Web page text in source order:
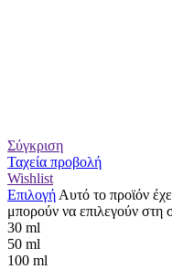
Σύγκριση
Ταχεία προβολή
Wishlist
Επιλογή Αυτό το προϊόν
μπορούν να επιλεγούν στη
30 ml
50 ml
100 ml